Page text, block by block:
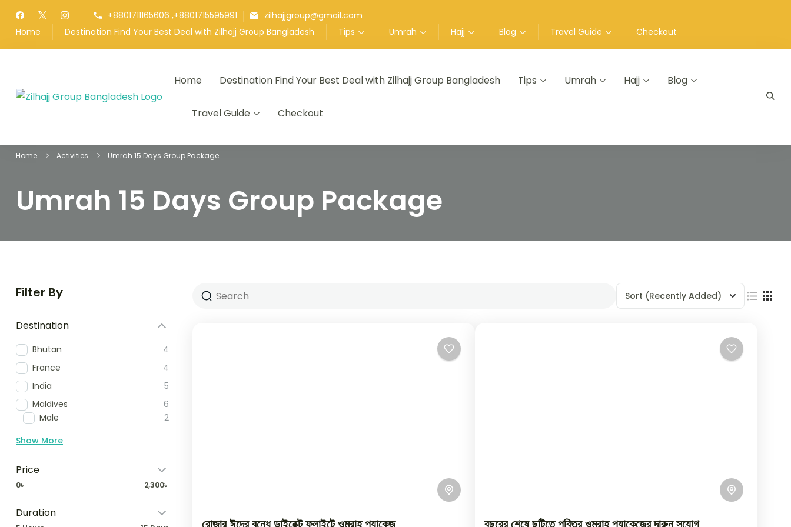
+8801711165606 ,+8801715595991
zilhajjgroup@gmail.com
Home
Destination Find Your Best Deal with Zilhajj Group Bangladesh Tips Umrah Hajj Blog Travel Guide Checkout
জিলহজ্জ গ্রুপ বাংলাদেশ
Home Destination Find Your Best Deal with Zilhajj Group Bangladesh Tips Umrah Hajj Blog
Travel Guide Checkout
Home Activities Umrah 15 Days Group Package
Umrah 15 Days Group Package
Filter By
Destination
Bhutan
4
France
4
India
5
Maldives
6
Male
2
Show More
Price
0৳ 2,300৳
Duration
Sort (Recently Added)